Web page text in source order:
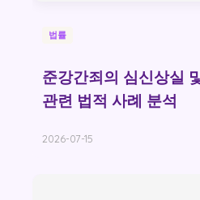
법률
준강간죄의 심신상실
관련 법적 사례 분석
2026-07-15